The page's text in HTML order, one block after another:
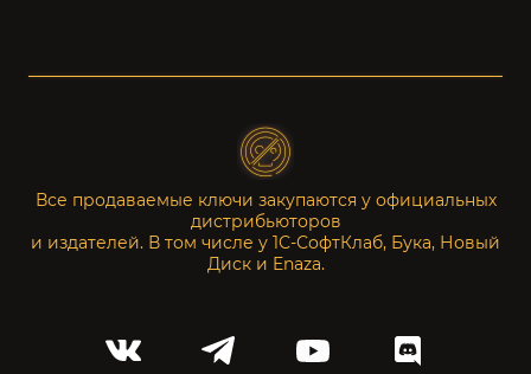
Все продаваемые ключи закупаются у официальных
дистрибьюторов
и издателей. В том числе у 1С-СофтКлаб, Бука, Новый
Диск и Enaza.